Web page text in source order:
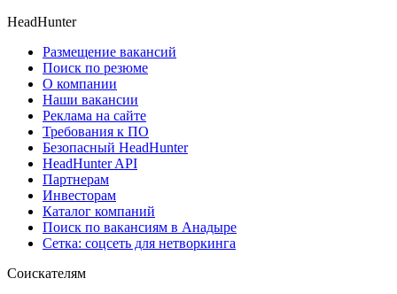
HeadHunter
Размещение вакансий
Поиск по резюме
О компании
Наши вакансии
Реклама на сайте
Требования к ПО
Безопасный HeadHunter
HeadHunter API
Партнерам
Инвесторам
Каталог компаний
Поиск по вакансиям в Анадыре
Сетка: соцсеть для нетворкинга
Соискателям